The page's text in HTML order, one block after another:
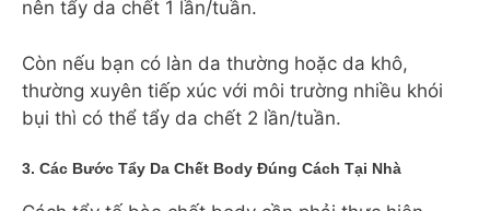
nên tẩy da chết 1 lần/tuần.
Còn nếu bạn có làn da thường hoặc da khô,
thường xuyên tiếp xúc với môi trường nhiều khói
bụi thì có thể tẩy da chết 2 lần/tuần.
3. Các Bước Tẩy Da Chết Body Đúng Cách Tại Nhà